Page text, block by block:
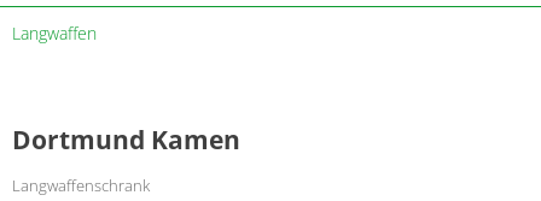
Langwaffen
Dortmund Kamen
Langwaffenschrank